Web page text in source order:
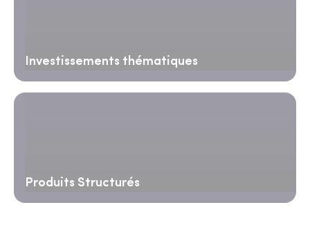
Investissements thématiques
Produits Structurés